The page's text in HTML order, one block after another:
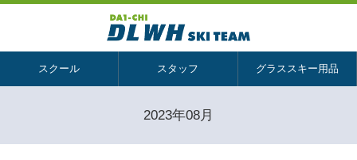
スクール スタッフ グラススキー用品
2023年08月